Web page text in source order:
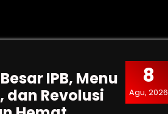
8
Agu, 2026
IPB, Menu
dan Revolusi